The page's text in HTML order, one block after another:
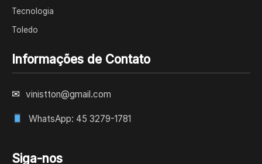
Tecnologia
Toledo
Informações de Contato
✉ vinistton@gmail.com
WhatsApp: 45 3279-1781
Siga-nos